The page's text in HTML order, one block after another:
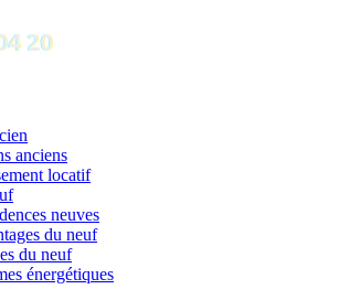
anciens
locatif
neuves
du neuf
du neuf
énergétiques